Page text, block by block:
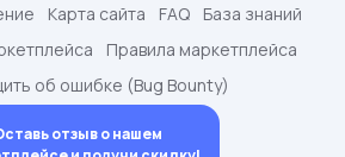
Карта сайта FAQ
База знаний
Правила маркетплейса
об ошибке (Bug Bounty)
отзыв о нашем